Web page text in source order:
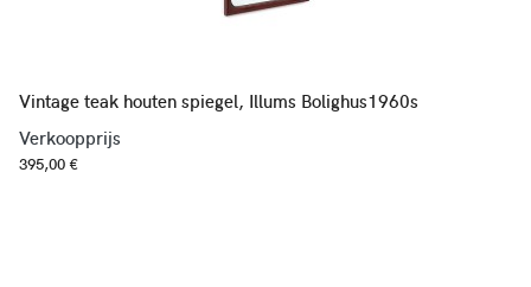
Vintage teak houten spiegel, Illums Bolighus1960s
Verkoopprijs
395,00 €